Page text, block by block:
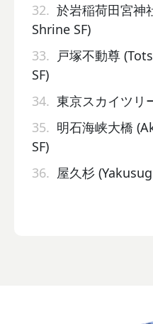
32. 於岩稲荷田宮神
Shrine SF)
33. 戸塚不動尊
SF)
34. 東京スカイツリ
35. 明石海峡大橋
SF)
36. 屋久杉